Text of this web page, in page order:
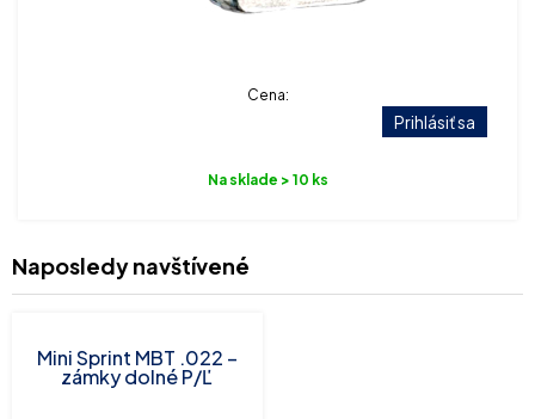
Cena:
Prihlásiť sa
Na sklade > 10 ks
Naposledy navštívené
Mini Sprint MBT .022 –
zámky dolné P/Ľ